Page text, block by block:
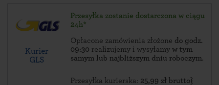
Kurier
GLS
Przesyłka zostanie dostarczona w ciągu
24h*
Opłacone zamówienia złożone do godz.
09:30 realizujemy i wysyłamy w tym
samym lub najbliższym dniu roboczym.
Przesyłka kurierska: 25,99 zł brutto}